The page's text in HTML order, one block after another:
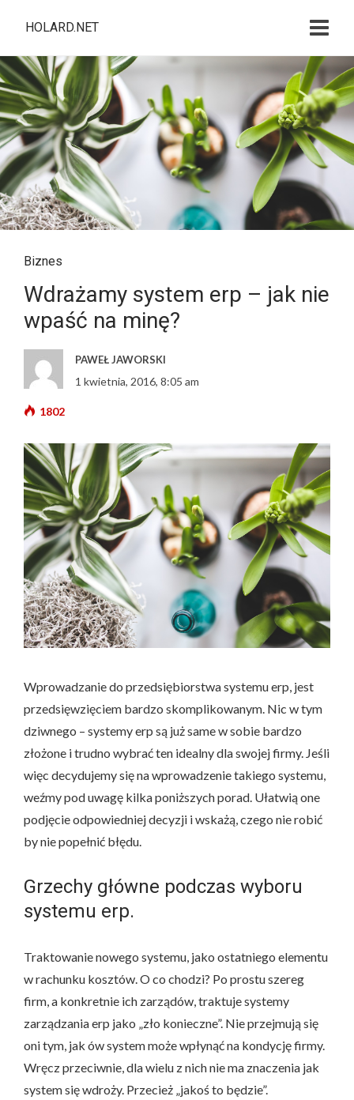
HOLARD.NET
Biznes
Wdrażamy system erp – jak nie
wpaść na minę?
PAWEŁ JAWORSKI
1 kwietnia, 2016, 8:05 am
1802
Wprowadzanie do przedsiębiorstwa systemu erp, jest
przedsięwzięciem bardzo skomplikowanym. Nic w tym
dziwnego – systemy erp są już same w sobie bardzo
złożone i trudno wybrać ten idealny dla swojej firmy. Jeśli
więc decydujemy się na wprowadzenie takiego systemu,
weźmy pod uwagę kilka poniższych porad. Ułatwią one
podjęcie odpowiedniej decyzji i wskażą, czego nie robić
by nie popełnić błędu.
Grzechy główne podczas wyboru
systemu erp.
Traktowanie nowego systemu, jako ostatniego elementu
w rachunku kosztów. O co chodzi? Po prostu szereg
firm, a konkretnie ich zarządów, traktuje systemy
zarządzania erp jako „zło konieczne”. Nie przejmują się
oni tym, jak ów system może wpłynąć na kondycję firmy.
Wręcz przeciwnie, dla wielu z nich nie ma znaczenia jak
system się wdroży. Przecież „jakoś to będzie”.